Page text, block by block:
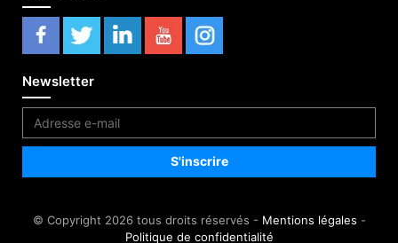
Newsletter
© Copyright 2026 tous droits réservés - Mentions légales -
Politique de confidentialité